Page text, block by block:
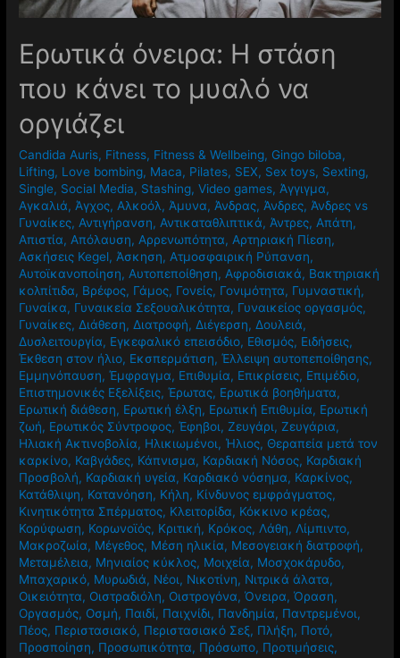
Ερωτικά όνειρα: Η στάση
που κάνει το μυαλό να
οργιάζει
Candida Auris, Fitness, Fitness & Wellbeing, Gingo biloba,
Lifting, Love bombing, Maca, Pilates, SEX, Sex toys, Sexting,
Single, Social Media, Stashing,Video games, Άγγιγμα,
Αγκαλιά, Άγχος, Αλκοόλ, Άμυνα, Άνδρας, Άνδρες, Άνδρες vs
Γυναίκες, Αντιγήρανση, Αντικαταθλιπτικά, Άντρες, Απάτη,
Απιστία, Απόλαυση, Αρρενωπότητα, Αρτηριακή Πίεση,
Ασκήσεις Kegel, Άσκηση, Ατμοσφαιρική Ρύπανση,
Αυτοϊκανοποίηση, Αυτοπεποίθηση, Αφροδισιακά, Βακτηριακή
κολπίτιδα, Βρέφος, Γάμος, Γονείς, Γονιμότητα, Γυμναστική,
Γυναίκα, Γυναικεία Σεξουαλικότητα, Γυναικείος οργασμός,
Γυναίκες, Διάθεση, Διατροφή, Διέγερση, Δουλειά,
Δυσλειτουργία, Εγκεφαλικό επεισόδιο, Εθισμός, Ειδήσεις,
Έκθεση στον ήλιο, Εκσπερμάτιση,Έλλειψη αυτοπεποίθησης,
Εμμηνόπαυση,Έμφραγμα, Επιθυμία, Επικρίσεις, Επιμέδιο,
Επιστημονικές Εξελίξεις,Έρωτας, Ερωτικά βοηθήματα,
Ερωτική διάθεση, Ερωτική έλξη, Ερωτική Επιθυμία, Ερωτική
ζωή, Ερωτικός Σύντροφος,Έφηβοι,Ζευγάρι,Ζευγάρια,
Ηλιακή Ακτινοβολία, Ηλικιωμένοι, Ήλιος, Θεραπεία μετά τον
καρκίνο, Καβγάδες, Κάπνισμα, Καρδιακή Νόσος, Καρδιακή
Προσβολή, Καρδιακή υγεία, Καρδιακό νόσημα, Καρκίνος,
Κατάθλιψη, Κατανόηση, Κήλη, Κίνδυνος εμφράγματος,
Κινητικότητα Σπέρματος, Κλειτορίδα, Κόκκινο κρέας,
Κορύφωση, Κορωνοϊός, Κριτική, Κρόκος, Λάθη, Λίμπιντο,
Μακροζωία, Μέγεθος, Μέση ηλικία, Μεσογειακή διατροφή,
Μεταμέλεια, Μηνιαίος κύκλος, Μοιχεία, Μοσχοκάρυδο,
Μπαχαρικό, Μυρωδιά, Νέοι, Νικοτίνη, Νιτρικά άλατα,
Οικειότητα, Οιστραδιόλη, Οιστρογόνα,Όνειρα,Όραση,
Οργασμός, Οσμή, Παιδί, Παιχνίδι, Πανδημία, Παντρεμένοι,
Πέος, Περιστασιακό, Περιστασιακό Σεξ, Πλήξη, Ποτό,
Προσποίηση, Προσωπικότητα, Πρόσωπο, Προτιμήσεις,